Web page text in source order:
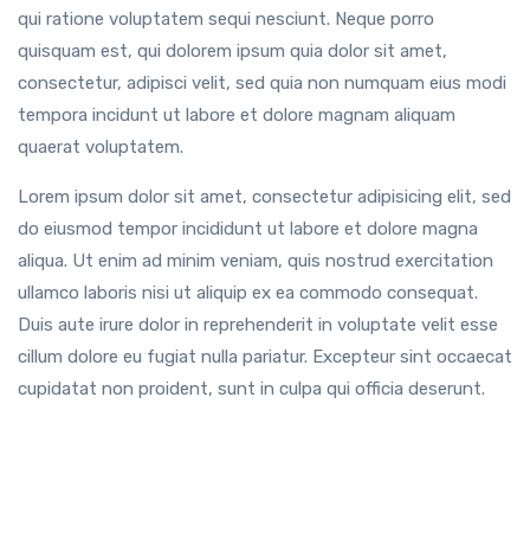
qui ratione voluptatem sequi nesciunt. Neque porro
quisquam est, qui dolorem ipsum quia dolor sit amet,
consectetur, adipisci velit, sed quia non numquam eius modi
tempora incidunt ut labore et dolore magnam aliquam
quaerat voluptatem.
Lorem ipsum dolor sit amet, consectetur adipisicing elit, sed
do eiusmod tempor incididunt ut labore et dolore magna
aliqua. Ut enim ad minim veniam, quis nostrud exercitation
ullamco laboris nisi ut aliquip ex ea commodo consequat.
Duis aute irure dolor in reprehenderit in voluptate velit esse
cillum dolore eu fugiat nulla pariatur. Excepteur sint occaecat
cupidatat non proident, sunt in culpa qui officia deserunt.